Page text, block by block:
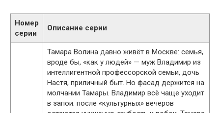
Номер
серии
Описание серии
Тамара Волина давно живёт в Москве: семья,
вроде бы, «как у людей» — муж Владимир из
интеллигентной профессорской семьи, дочь
Настя, приличный быт. Но фасад держится на
молчании Тамары. Владимир всё чаще уходит
в запои: после «культурных» вечеров